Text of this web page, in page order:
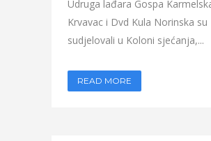
Udruga lađara Gospa
Krvavac i Dvd Kula Norinska su
sudjelovali u Koloni sjećanja,...
READ MORE